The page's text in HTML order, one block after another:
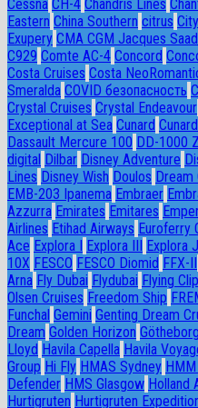
Cessna CH-4 Chandris Lines
Eastern China Southern citrus
Exupery CMA CGM Jacques
C929 Comte AC-4 Concord
Costa Cruises Costa
Smeralda COVID безопасность
Crystal Cruises Crystal Endeavour
Exceptional at Sea Cunard
Dassault Mercure 100 DD-1000
digital Dilbar Disney Adventure
Lines Disney Wish Doulos Dream
EMB-203 Ipanema Embraer
Azzurra Emirates Emitares
Airlines Etihad Airways Euroferry
Ace Explora I Explora III Explora
10X FESCO FESCO Diomid FFX-II
Arna Fly Dubai Flydubai Flying
Olsen Cruises Freedom Ship
Funchal Gemini Genting Dream
Dream Golden Horizon
Lloyd Havila Capella Havila
Group Hi Fly HMAS Sydney
Defender HMS Glasgow Holland
Hurtigruten Hurtigruten